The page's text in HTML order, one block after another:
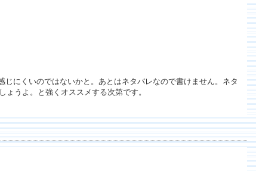
にくいのではないかと。あとはネタバレなので書けません。ネタ
うよ。と強くオススメする次第です。